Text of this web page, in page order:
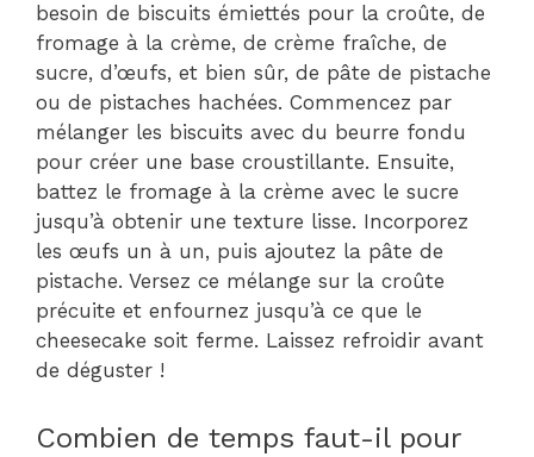
besoin de biscuits émiettés pour la croûte, de
fromage à la crème, de crème fraîche, de
sucre, d’œufs, et bien sûr, de pâte de pistache
ou de pistaches hachées. Commencez par
mélanger les biscuits avec du beurre fondu
pour créer une base croustillante. Ensuite,
battez le fromage à la crème avec le sucre
jusqu’à obtenir une texture lisse. Incorporez
les œufs un à un, puis ajoutez la pâte de
pistache. Versez ce mélange sur la croûte
précuite et enfournez jusqu’à ce que le
cheesecake soit ferme. Laissez refroidir avant
de déguster !
Combien de temps faut-il pour